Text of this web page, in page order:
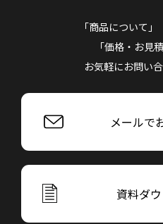
「商品について」
「価格・お見
お気軽にお問い
メールで
資料ダ